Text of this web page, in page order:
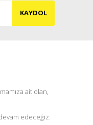
KAYDOL
ait olan,
edeceğiz.